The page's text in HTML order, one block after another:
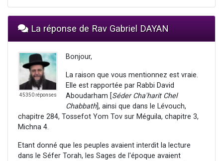
La réponse de Rav Gabriel DAYAN
45350 réponses
Bonjour,
La raison que vous mentionnez est vraie.
Elle est rapportée par Rabbi David
Aboudarham [ Séder Cha'harit Chel
Chabbath], ainsi que dans le Lévouch,
chapitre 284, Tossefot Yom Tov sur Méguila, chapitre 3,
Michna 4.
Etant donné que les peuples avaient interdit la lecture
dans le Séfer Torah, les Sages de l'époque avaient